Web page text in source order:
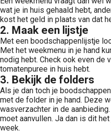
wat je in huis gehaald hebt,
kost het geld in plaats van dat
2. Maak een lijstje
Met een boodschappenlijstje
Met het weekmenu in je hand
nodig hebt. Check ook even de
tomatenpuree in huis hebt.
3. Bekijk de folders
Als je dan toch je
met de folder in je hand. Deze
wasverzachter in de
moet aanvullen. Ja dan is dit
week.